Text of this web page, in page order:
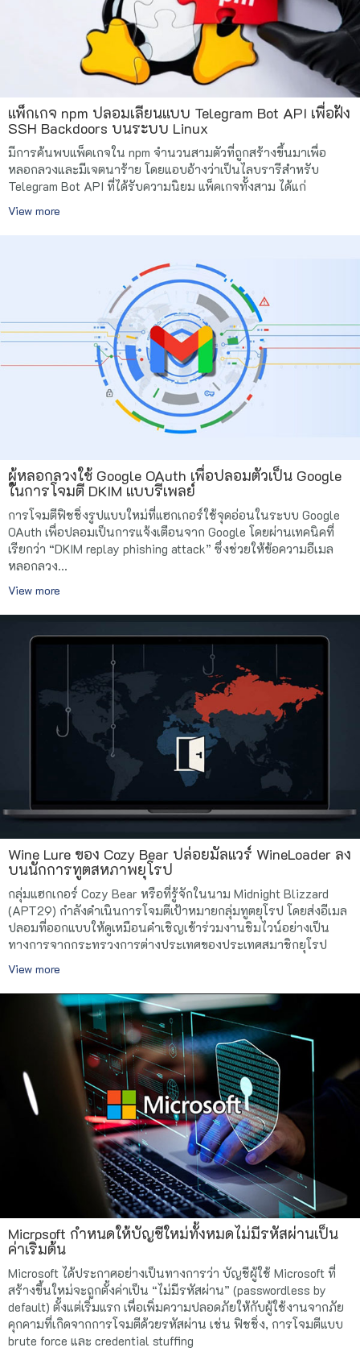
แพ็กเกจ npm ปลอมเลียนแบบ Telegram Bot API เพื่อฝัง
SSH Backdoors บนระบบ Linux
มีการค้นพบแพ็คเกจใน npm จำนวนสามตัวที่ถูกสร้างขึ้นมาเพื่อ
หลอกลวงและมีเจตนาร้าย โดยแอบอ้างว่าเป็นไลบรารีสำหรับ
Telegram Bot API ที่ได้รับความนิยม แพ็คเกจทั้งสาม ได้แก่
View more
ผู้หลอกลวงใช้ Google OAuth เพื่อปลอมตัวเป็น Google
ในการโจมตี DKIM แบบรีเพลย์
การโจมตีฟิชชิ่งรูปแบบใหม่ที่แฮกเกอร์ใช้จุดอ่อนในระบบ Google
OAuth เพื่อปลอมเป็นการแจ้งเตือนจาก Google โดยผ่านเทคนิคที่
เรียกว่า “DKIM replay phishing attack” ซึ่งช่วยให้ข้อความอีเมล
หลอกลวง...
View more
Wine Lure ของ Cozy Bear ปล่อยมัลแวร์ WineLoader ลง
บนนักการทูตสหภาพยุโรป
กลุ่มแฮกเกอร์ Cozy Bear หรือที่รู้จักในนาม Midnight Blizzard
(APT29) กำลังดำเนินการโจมตีเป้าหมายกลุ่มทูตยุโรป โดยส่งอีเมล
ปลอมที่ออกแบบให้ดูเหมือนคำเชิญเข้าร่วมงานชิมไวน์อย่างเป็น
ทางการจากกระทรวงการต่างประเทศของประเทศสมาชิกยุโรป
View more
Microsoft กำหนดให้บัญชีใหม่ทั้งหมดไม่มีรหัสผ่านเป็น
ค่าเริ่มต้น
Microsoft ได้ประกาศอย่างเป็นทางการว่า บัญชีผู้ใช้ Microsoft ที่
สร้างขึ้นใหม่จะถูกตั้งค่าเป็น “ไม่มีรหัสผ่าน” (passwordless by
default) ตั้งแต่เริ่มแรก เพื่อเพิ่มความปลอดภัยให้กับผู้ใช้งานจากภัย
คุกคามที่เกิดจากการโจมตีด้วยรหัสผ่าน เช่น ฟิชชิ่ง, การโจมตีแบบ
brute force และ credential stuffing